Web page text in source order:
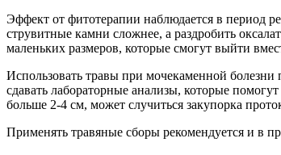
Эффект от фитотерапии наблюдается в период
струвитные камни сложнее, а раздробить
маленьких размеров, которые смогут выйти
Использовать травы при мочекаменной
сдавать лабораторные анализы, которые
больше 2-4 см, может случиться закупорка
Применять травяные сборы рекомендуется и в